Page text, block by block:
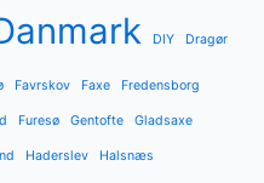
DIY Dragør
Favrskov Faxe Fredensborg
Furesø Gentofte Gladsaxe
Haderslev Halsnæs